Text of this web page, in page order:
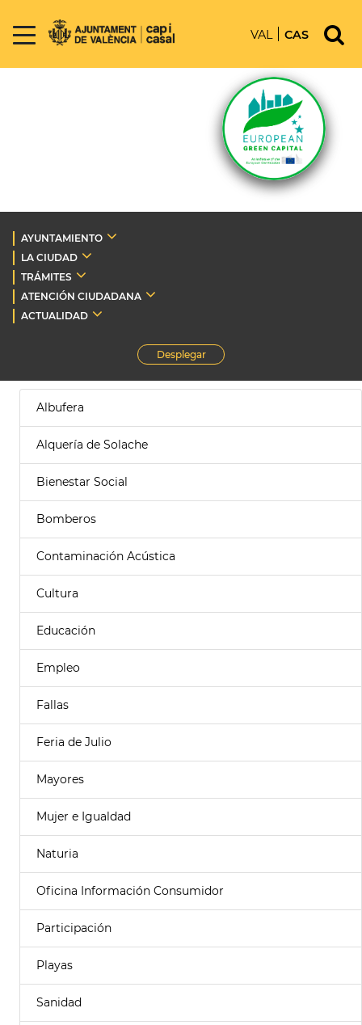
VAL CAS
AYUNTAMIENTO
LA CIUDAD
TRÁMITES
ATENCIÓN CIUDADANA
ACTUALIDAD
Desplegar
Albufera
Alquería de Solache
Bienestar Social
Bomberos
Contaminación Acústica
Cultura
Educación
Empleo
Fallas
Feria de Julio
Mayores
Mujer e Igualdad
Naturia
Oficina Información Consumidor
Participación
Playas
Sanidad